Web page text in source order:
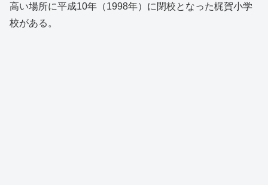
高い場所に平成10年（1998年）に閉校となった梶賀小学
校がある。